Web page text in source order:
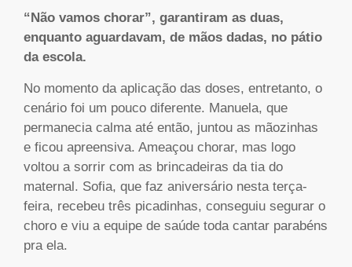
“Não vamos chorar”, garantiram as duas,
enquanto aguardavam, de mãos dadas, no pátio
da escola.
No momento da aplicação das doses, entretanto, o
cenário foi um pouco diferente. Manuela, que
permanecia calma até então, juntou as mãozinhas
e ficou apreensiva. Ameaçou chorar, mas logo
voltou a sorrir com as brincadeiras da tia do
maternal. Sofia, que faz aniversário nesta terça-
feira, recebeu três picadinhas, conseguiu segurar o
choro e viu a equipe de saúde toda cantar parabéns
pra ela.